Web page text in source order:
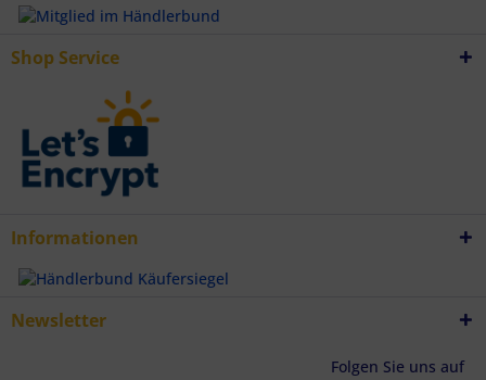
Shop Service
Informationen
Newsletter
Folgen Sie uns auf